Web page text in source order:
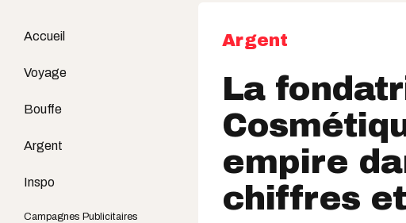
Accueil
Voyage
Bouffe
Argent
Inspo
Campagnes Publicitaires
Argent
La
empire
chiffres